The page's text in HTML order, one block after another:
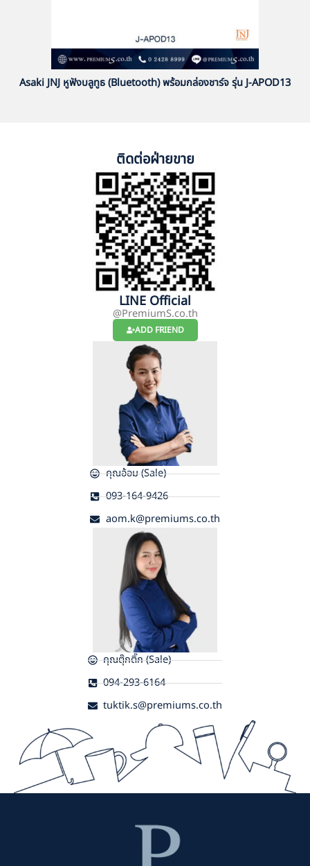
Asaki JNJ หูฟังบลูทูธ (Bluetooth) พร้อมกล่องชาร์จ รุ่น J-APOD13
ติดต่อฝ่ายขาย
LINE Official
@PremiumS.co.th
ADD FRIEND
คุณอ้อม (Sale)
093-164-9426
aom.k@premiums.co.th
คุณตุ๊กติ๊ก (Sale)
094-293-6164
tuktik.s@premiums.co.th